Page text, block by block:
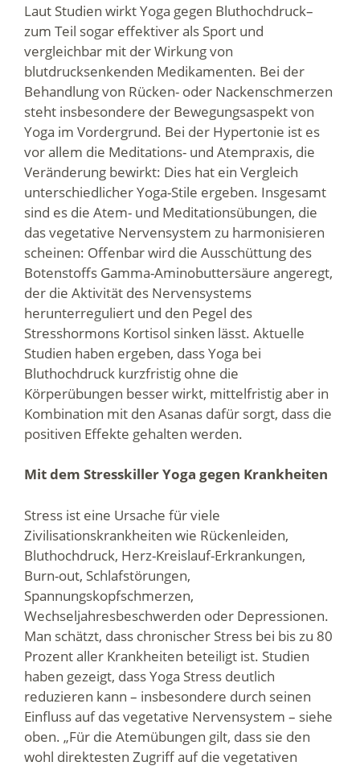
Laut Studien wirkt Yoga gegen Bluthochdruck–
zum Teil sogar effektiver als Sport und
vergleichbar mit der Wirkung von
blutdrucksenkenden Medikamenten. Bei der
Behandlung von Rücken- oder Nackenschmerzen
steht insbesondere der Bewegungsaspekt von
Yoga im Vordergrund. Bei der Hypertonie ist es
vor allem die Meditations- und Atempraxis, die
Veränderung bewirkt: Dies hat ein Vergleich
unterschiedlicher Yoga-Stile ergeben. Insgesamt
sind es die Atem- und Meditationsübungen, die
das vegetative Nervensystem zu harmonisieren
scheinen: Offenbar wird die Ausschüttung des
Botenstoffs Gamma-Aminobuttersäure angeregt,
der die Aktivität des Nervensystems
herunterreguliert und den Pegel des
Stresshormons Kortisol sinken lässt. Aktuelle
Studien haben ergeben, dass Yoga bei
Bluthochdruck kurzfristig ohne die
Körperübungen besser wirkt, mittelfristig aber in
Kombination mit den Asanas dafür sorgt, dass die
positiven Effekte gehalten werden.
Mit dem Stresskiller Yoga gegen Krankheiten
Stress ist eine Ursache für viele
Zivilisationskrankheiten wie Rückenleiden,
Bluthochdruck, Herz-Kreislauf-Erkrankungen,
Burn-out, Schlafstörungen,
Spannungskopfschmerzen,
Wechseljahresbeschwerden oder Depressionen.
Man schätzt, dass chronischer Stress bei bis zu 80
Prozent aller Krankheiten beteiligt ist. Studien
haben gezeigt, dass Yoga Stress deutlich
reduzieren kann – insbesondere durch seinen
Einfluss auf das vegetative Nervensystem – siehe
oben. „Für die Atemübungen gilt, dass sie den
wohl direktesten Zugriff auf die vegetativen